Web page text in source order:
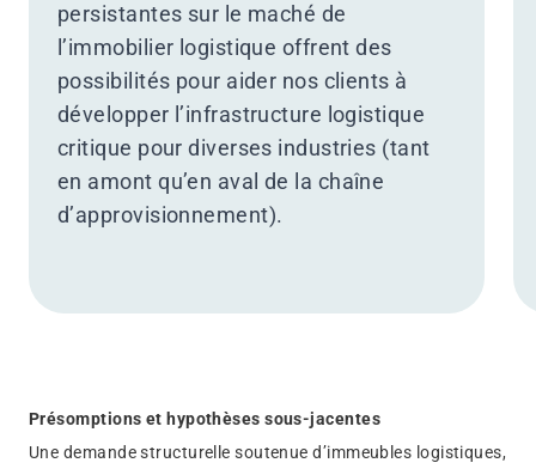
persistantes sur le maché de
l’immobilier logistique offrent des
possibilités pour aider nos clients à
développer l’infrastructure logistique
critique pour diverses industries (tant
en amont qu’en aval de la chaîne
d’approvisionnement).
Présomptions et hypothèses sous-jacentes
Une demande structurelle soutenue d’immeubles logistiques,